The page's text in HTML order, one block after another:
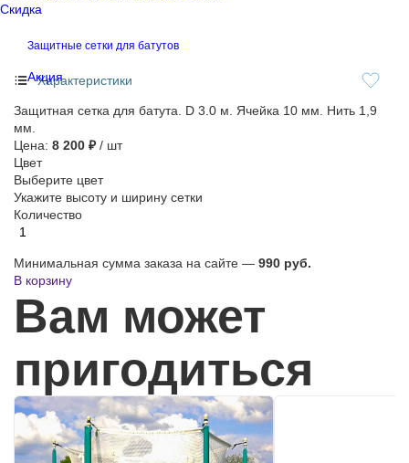
Скидка
Защитные сетки для батутов
Акция
Характеристики
Защитная сетка для батута. D 3.0 м. Ячейка 10 мм. Нить 1,9
мм.
Цена: 8 200 ₽/ шт
Цвет
Выберите цвет
Укажите высоту и ширину сетки
Количество
Минимальная сумма заказа на сайте — 990 руб.
В корзину
Вам может
пригодиться